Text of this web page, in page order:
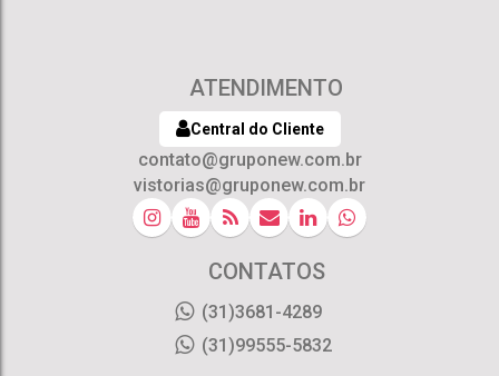
ATENDIMENTO
Central do Cliente
contato@gruponew.com.br
vistorias@gruponew.com.br
CONTATOS
(31)3681-4289
(31)99555-5832